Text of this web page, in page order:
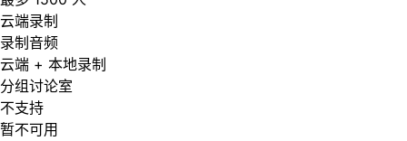
云端录制
录制音频
云端 + 本地录制
分组讨论室
不支持
暂不可用